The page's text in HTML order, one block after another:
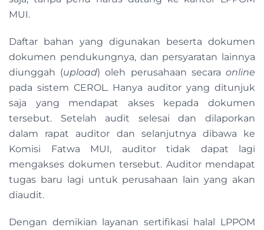
MUI.
Daftar bahan yang digunakan beserta dokumen
dokumen pendukungnya, dan persyaratan lainnya
diunggah (upload) oleh perusahaan secaraonline
pada sistem CEROL. Hanya auditor yang ditunjuk
saja yang mendapat akses kepada dokumen
tersebut. Setelah audit selesai dan dilaporkan
dalam rapat auditor dan selanjutnya dibawa ke
Komisi Fatwa MUI, auditor tidak dapat lagi
mengakses dokumen tersebut. Auditor mendapat
tugas baru lagi untuk perusahaan lain yang akan
diaudit.
Dengan demikian layanan sertifikasi halal LPPOM